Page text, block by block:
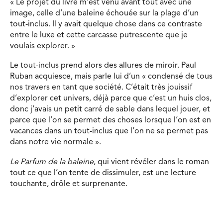
« Le projet du livre m’est venu avant tout avec une
image, celle d’une baleine échouée sur la plage d’un
tout-inclus. Il y avait quelque chose dans ce contraste
entre le luxe et cette carcasse putrescente que je
voulais explorer. »
Le tout-inclus prend alors des allures de miroir. Paul
Ruban acquiesce, mais parle lui d’un « condensé de tous
nos travers en tant que société. C’était très jouissif
d’explorer cet univers, déjà parce que c’est un huis clos,
donc j’avais un petit carré de sable dans lequel jouer, et
parce que l’on se permet des choses lorsque l’on est en
vacances dans un tout-inclus que l’on ne se permet pas
dans notre vie normale ».
Le Parfum de la baleine, qui vient révéler dans le roman
tout ce que l’on tente de dissimuler, est une lecture
touchante, drôle et surprenante.